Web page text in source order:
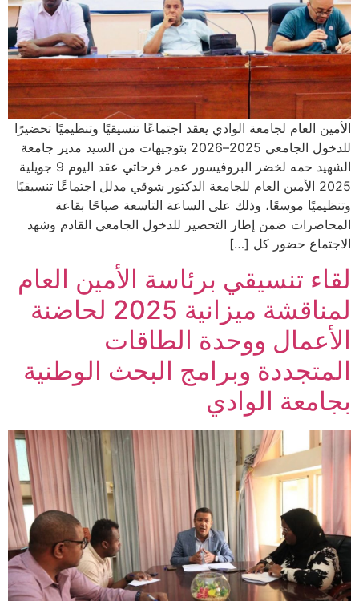
الأمين العام لجامعة الوادي يعقد اجتماعًا تنسيقيًا وتنظيميًا تحضيرًا
للدخول الجامعي 2025–2026 بتوجيهات من السيد مدير جامعة
الشهيد حمه لخضر البروفيسور عمر فرحاتي عقد اليوم 9 جويلية
2025 الأمين العام للجامعة الدكتور شوقي مدلل اجتماعًا تنسيقيًا
وتنظيميًا موسعًا، وذلك على الساعة التاسعة صباحًا بقاعة
المحاضرات ضمن إطار التحضير للدخول الجامعي القادم وشهد
الاجتماع حضور كل […]
لقاء تنسيقي برئاسة الأمين العام
لمناقشة ميزانية 2025 لحاضنة
الأعمال ووحدة الطاقات
المتجددة وبرامج البحث الوطنية
بجامعة الوادي